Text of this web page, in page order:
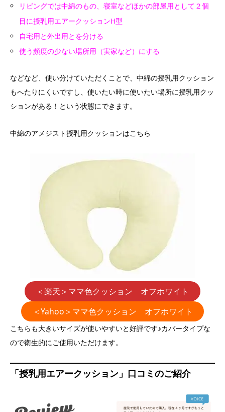
リビングでは中綿のもの、寝室などほかの部屋用として２個
目に授乳用エアークッションH型
自宅用と外出用とを分ける
使う頻度の少ない場所用（実家など）にする
などなど、使い分けていただくことで、中綿の授乳用クッション
もへたりにくいですし、使いたい時に使いたい場所に授乳用クッ
ションがある！という状態にできます。
中綿のアメジスト授乳用クッションはこちら
＜楽天＞ママ色クッション オフホワイト
＜Yahoo＞ママ色クッション オフホワイト
こちらも大きいサイズが使いやすいと好評です♪カバータイプな
ので衛生的にご使用いただけます。
「授乳用エアークッション」口コミのご紹介